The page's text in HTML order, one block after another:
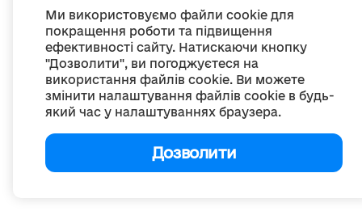
Ми використовуємо файли cookie для
покращення роботи та підвищення
ефективності сайту. Натискаючи кнопку
"Дозволити", ви погоджуєтеся на
використання файлів cookie. Ви можете
змінити налаштування файлів cookie в будь-
який час у налаштуваннях браузера.
Дозволити
якщо не зазначено інше